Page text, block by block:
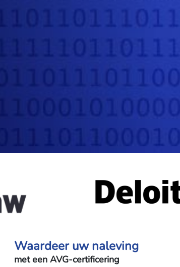
Waardeer uw naleving
met een AVG-certificering